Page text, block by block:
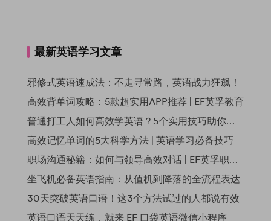
最新英语学习文章
邪修式英语速成法：不走寻常路，英语战力狂飙！
高效背单词攻略：5款超实用APP推荐 | EF英孚教育
普通打工人如何高效学英语？5个实用技巧助你突破职场瓶颈
高效记忆单词的5大科学方法 | 英语学习必备技巧
职场沟通秘籍：如何与领导高效对话 | EF英孚职场指南
坐飞机必备英语指南：从值机到降落的全流程表达
30天突破英语口语！这3个方法试过的人都说有效
英语口语天天练，就来 EF 口袋英语微信小程序